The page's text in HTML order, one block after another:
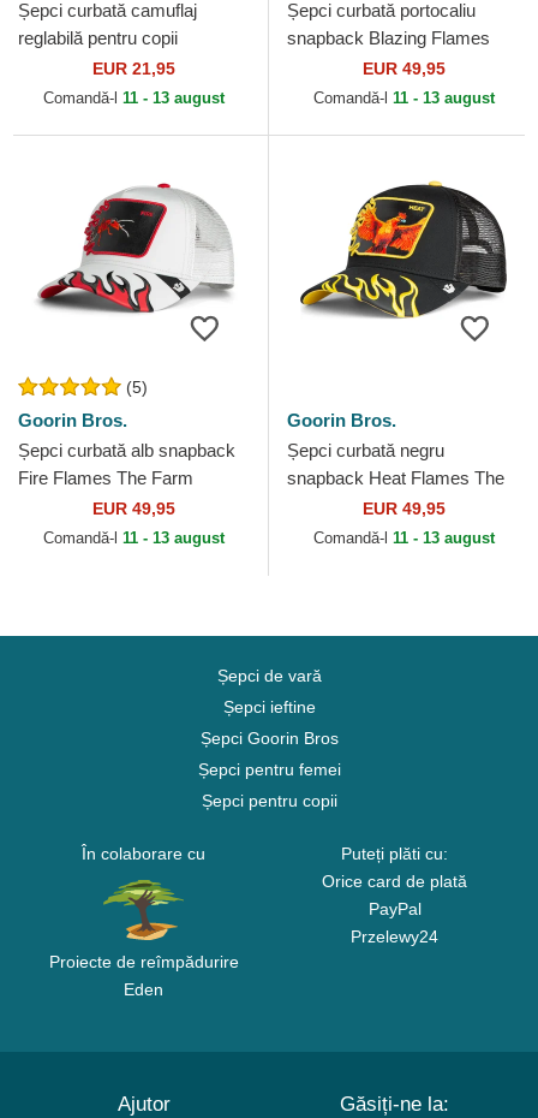
Șepci curbată camuflaj
reglabilă pentru copii
9FORTY League Essential
de New York Yankees MLB
EUR 21,95
Comandă-l 11 - 13 august
Șepci curbată portocaliu
snapback Blazing Flames
The Farm Goorin Bros.
EUR 49,95
Comandă-l 11 - 13 august
(5)
Goorin Bros.
Șepci curbată alb snapback
Fire Flames The Farm
Goorin Bros.EUR 49,95
Comandă-l 11 - 13 august
Goorin Bros.
Șepci curbată negru
snapback Heat Flames The
Farm Goorin Bros.
EUR 49,95
Comandă-l 11 - 13 august
Șepci de vară
Șepci ieftine
Șepci Goorin Bros
Șepci pentru femei
Șepci pentru copii
În colaborare cu
Proiecte de reîmpădurire
Eden
Puteți plăti cu:
Orice card de plată
PayPal
Przelewy24
Ajutor Găsiți-ne la: